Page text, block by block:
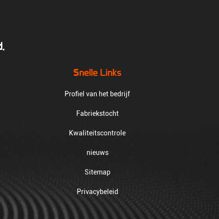
Snelle Links
Profiel van het bedrijf
Fabriekstocht
Kwaliteitscontrole
nieuws
Sitemap
Privacybeleid